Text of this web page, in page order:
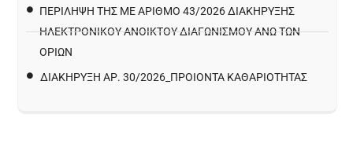
ΠΕΡΙΛΗΨΗ ΤΗΣ ΜΕ ΑΡΙΘΜΟ 43/2026 ΔΙΑΚΗΡΥΞΗΣ
ΗΛΕΚΤΡΟΝΙΚΟΥ ΑΝΟΙΚΤΟΥ ΔΙΑΓΩΝΙΣΜΟΥ ΑΝΩ ΤΩΝ
ΟΡΙΩΝ
ΔΙΑΚΉΡΥΞΗ ΑΡ. 30/2026_ΠΡΟΙΌΝΤΑ ΚΑΘΑΡΙΌΤΗΤΑΣ